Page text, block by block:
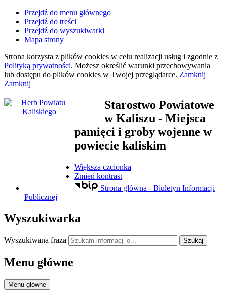
Przejdź do menu głównego
Przejdź do treści
Przejdź do wyszukiwarki
Mapa strony
Strona korzysta z plików cookies w celu realizacji usług i zgodnie z
Polityką prywatności. Możesz określić warunki przechowywania
lub dostępu do plików cookies w Twojej przeglądarce. Zamknij
Zamknij
Starostwo Powiatowe
w Kaliszu - Miejsca
pamięci i groby wojenne w
powiecie kaliskim
Większa czcionka
Zmień kontrast
Strona główna - Biuletyn Informacji
Publicznej
Wyszukiwarka
Wyszukiwana fraza Szukaj
Menu główne
Menu główne